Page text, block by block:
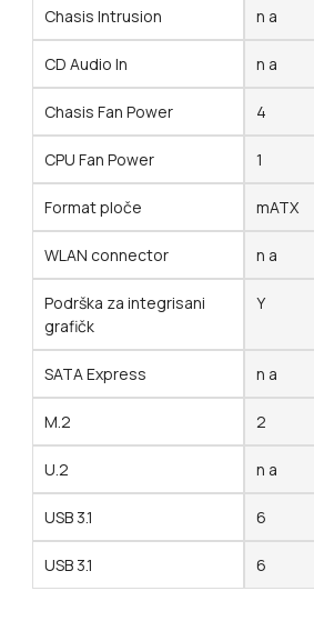
Chasis Intrusion n a
CD Audio In n a
Chasis Fan Power 4
CPU Fan Power 1
Format ploče mATX
WLAN connector n a
Podrška za integrisani
grafičk
Y
SATA Express n a
M.2 2
U.2 n a
USB 3.1 6
USB 3.1 6